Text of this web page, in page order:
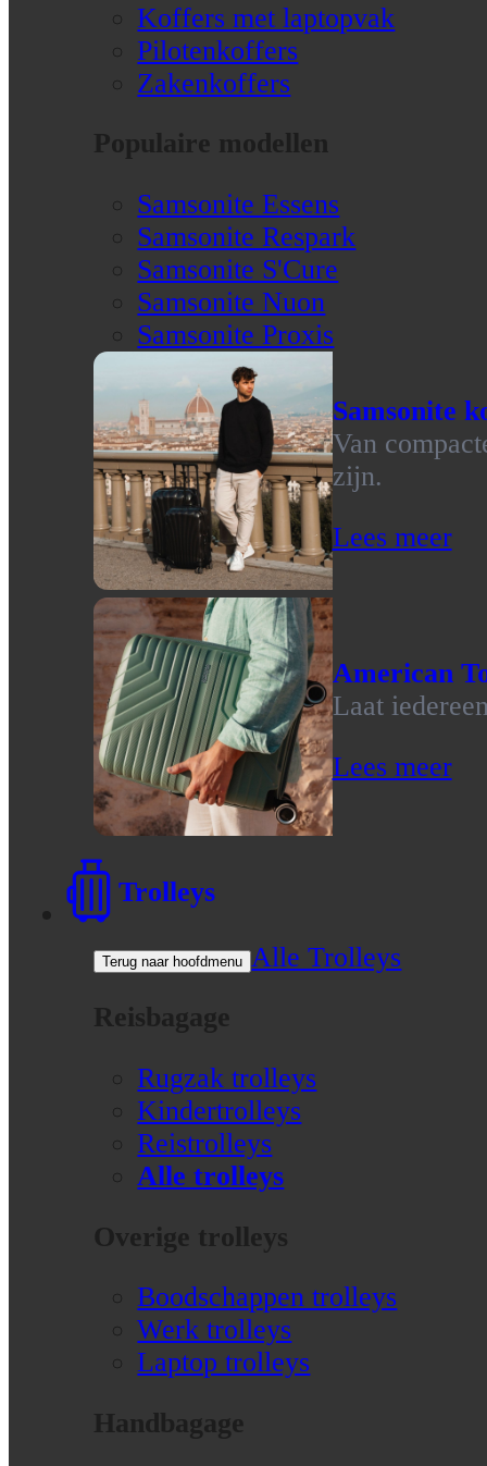
Koffers met laptopvak
Pilotenkoffers
Zakenkoffers
Populaire modellen
Samsonite Essens
Samsonite Respark
Samsonite S'Cure
Samsonite Nuon
Samsonite Proxis
Samsonite
Van
zijn.
Lees meer
American
Laat
Lees meer
Trolleys
Terug naar hoofdmenu Alle Trolleys
Reisbagage
Rugzak trolleys
Kindertrolleys
Reistrolleys
Alle trolleys
Overige trolleys
Boodschappen trolleys
Werk trolleys
Laptop trolleys
Handbagage